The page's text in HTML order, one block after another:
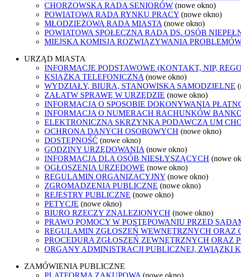
CHORZOWSKA RADA SENIORÓW (nowe okno)
POWIATOWA RADA RYNKU PRACY (nowe okno)
MŁODZIEŻOWA RADA MIASTA (nowe okno)
POWIATOWA SPOŁECZNA RADA DS. OSÓB
MIEJSKA KOMISJA ROZWIĄZYWANIA
URZĄD MIASTA
INFORMACJE PODSTAWOWE (KONTAKT, NIP,
KSIĄŻKA TELEFONICZNA (nowe okno)
WYDZIAŁY, BIURA, STANOWISKA SAMODZIELNE
ZAŁATW SPRAWĘ W URZĘDZIE (nowe okno)
INFORMACJA O SPOSOBIE DOKONYWANIA
INFORMACJA O NUMERACH RACHUNKÓW
ELEKTRONICZNA SKRZYNKA PODAWCZA UM
OCHRONA DANYCH OSOBOWYCH (nowe okno)
DOSTĘPNOŚĆ (nowe okno)
GODZINY URZĘDOWANIA (nowe okno)
INFORMACJA DLA OSÓB NIESŁYSZĄCYCH (nowe
OGŁOSZENIA URZĘDOWE (nowe okno)
REGULAMIN ORGANIZACYJNY (nowe okno)
ZGROMADZENIA PUBLICZNE (nowe okno)
REJESTRY PUBLICZNE (nowe okno)
PETYCJE (nowe okno)
BIURO RZECZY ZNALEZIONYCH (nowe okno)
PRAWO POMOCY W POSTĘPOWANIU PRZED
REGULAMIN ZGŁOSZEŃ WEWNĘTRZNYCH ORAZ
PROCEDURA ZGŁOSZEŃ ZEWNĘTRZNYCH ORAZ
ORGANY ADMINISTRACJI PUBLICZNEJ, ZWIĄZKI
ZAMÓWIENIA PUBLICZNE
PLATFORMA ZAKUPOWA (nowe okno)